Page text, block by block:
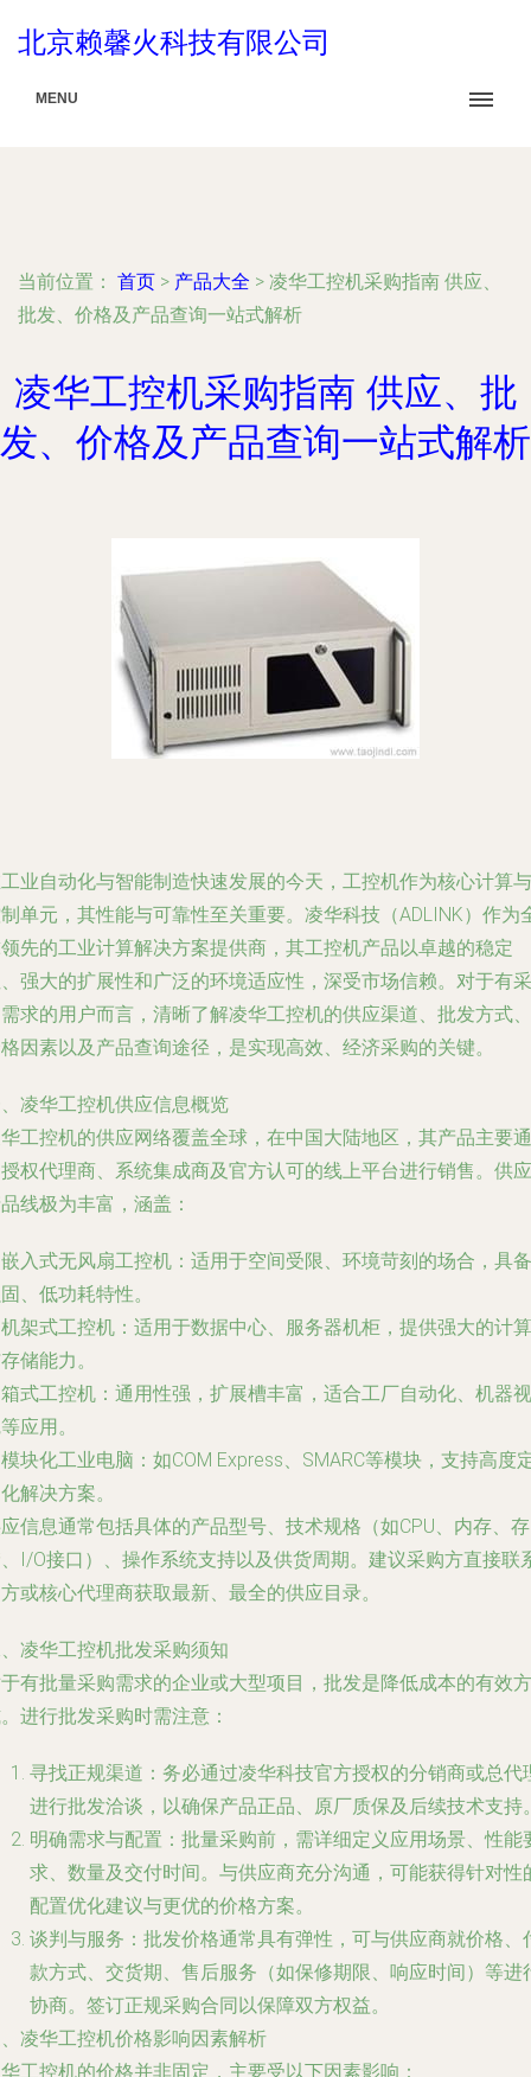
北京赖馨火科技有限公司
MENU
当前位置： 首页 > 产品大全 > 凌华工控机采购指南 供应、
批发、价格及产品查询一站式解析
凌华工控机采购指南 供应、批
发、价格及产品查询一站式解析
业自动化与智能制造快速发展的今天，工控机作为核心计算与
单元，其性能与可靠性至关重要。凌华科技（ADLINK）作为
先的工业计算解决方案提供商，其工控机产品以卓越的稳定
强大的扩展性和广泛的环境适应性，深受市场信赖。对于有采
求的用户而言，清晰了解凌华工控机的供应渠道、批发方式、
因素以及产品查询途径，是实现高效、经济采购的关键。
凌华工控机供应信息概览
工控机的供应网络覆盖全球，在中国大陆地区，其产品主要通
权代理商、系统集成商及官方认可的线上平台进行销售。供应
线极为丰富，涵盖：
入式无风扇工控机：适用于空间受限、环境苛刻的场合，具备
、低功耗特性。
架式工控机：适用于数据中心、服务器机柜，提供强大的计算
储能力。
式工控机：通用性强，扩展槽丰富，适合工厂自动化、机器视
应用。
块化工业电脑：如COM Express、SMARC等模块，支持高度
解决方案。
信息通常包括具体的产品型号、技术规格（如CPU、内存、存
I/O接口）、操作系统支持以及供货周期。建议采购方直接联
或核心代理商获取最新、最全的供应目录。
凌华工控机批发采购须知
有批量采购需求的企业或大型项目，批发是降低成本的有效方
进行批发采购时需注意：
寻找正规渠道：务必通过凌华科技官方授权的分销商或总代
进行批发洽谈，以确保产品正品、原厂质保及后续技术支持
明确需求与配置：批量采购前，需详细定义应用场景、性能
求、数量及交付时间。与供应商充分沟通，可能获得针对性
配置优化建议与更优的价格方案。
谈判与服务：批发价格通常具有弹性，可与供应商就价格、
款方式、交货期、售后服务（如保修期限、响应时间）等进
协商。签订正规采购合同以保障双方权益。
凌华工控机价格影响因素解析
工控机的价格并非固定，主要受以下因素影响：